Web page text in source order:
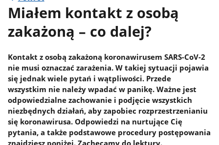
Miałem kontakt z osobą
zakażoną – co dalej?
Kontakt z osobą zakażoną koronawirusem SARS-CoV-2
nie musi oznaczać zarażenia. W takiej sytuacji pojawia
się jednak wiele pytań i wątpliwości. Przede
wszystkim nie należy wpadać w panikę. Ważne jest
odpowiedzialne zachowanie i podjęcie wszystkich
niezbędnych działań, aby zapobiec rozprzestrzenianiu
się koronawirusa. Odpowiedzi na nurtujące Cię
pytania, a także podstawowe procedury postępowania
znajdziesz poniżej. Zachęcamy do lektury.